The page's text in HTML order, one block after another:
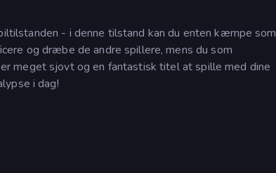
- i denne tilstand kan du enten kæmpe som
og dræbe de andre spillere, mens du som
meget sjovt og en fantastisk titel at spille med dine
i dag!